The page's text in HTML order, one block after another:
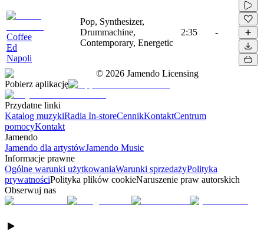
Coffee
Ed
Napoli
Pop, Synthesizer,
Drummachine,
Contemporary, Energetic
2:35 -
© 2026 Jamendo Licensing
Pobierz aplikację
Przydatne linki
Katalog muzykiRadia In-storeCennikKontaktCentrum
pomocyKontakt
Jamendo
Jamendo dla artystówJamendo Music
Informacje prawne
Ogólne warunki użytkowaniaWarunki sprzedażyPolityka
prywatnościPolityka plików cookieNaruszenie praw autorskich
Obserwuj nas